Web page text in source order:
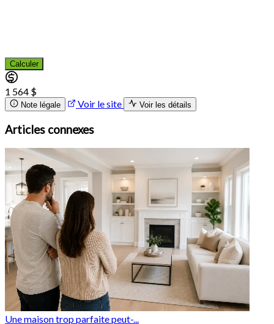
Calculer
1 564 $
Note légale Voir le site Voir les détails
Articles connexes
Une maison trop parfaite peut-...